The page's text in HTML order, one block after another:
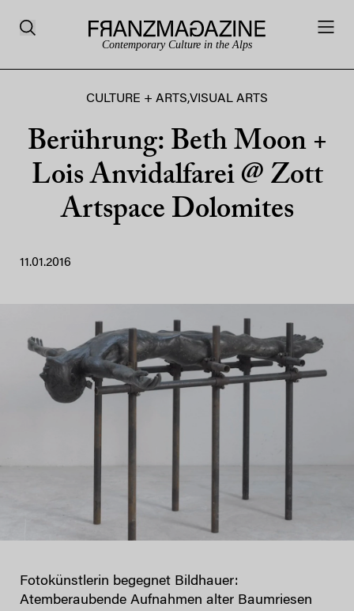
Contemporary Culture in the Alps
CULTURE + ARTS,VISUAL ARTS
Berührung: Beth Moon +
Lois Anvidalfarei @ Zott
Artspace Dolomites
11.01.2016
Fotokünstlerin begegnet Bildhauer:
Atemberaubende Aufnahmen alter Baumriesen